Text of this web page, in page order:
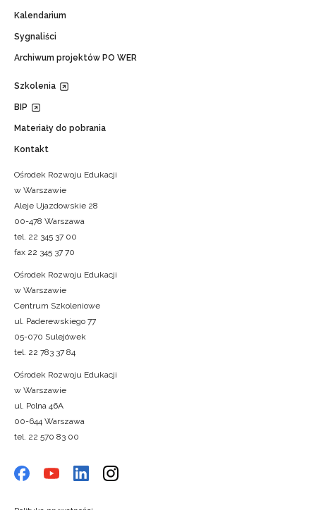
Kalendarium
Sygnaliści
Archiwum projektów PO WER
Szkolenia
BIP
Materiały do pobrania
Kontakt
Ośrodek Rozwoju Edukacji
w Warszawie
Aleje Ujazdowskie 28
00-478 Warszawa
tel. 22 345 37 00
fax 22 345 37 70
Ośrodek Rozwoju Edukacji
w Warszawie
Centrum Szkoleniowe
ul. Paderewskiego 77
05-070 Sulejówek
tel. 22 783 37 84
Ośrodek Rozwoju Edukacji
w Warszawie
ul. Polna 46A
00-644 Warszawa
tel. 22 570 83 00